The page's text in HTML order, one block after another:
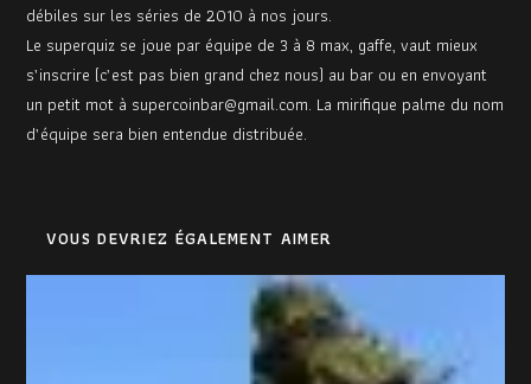
débiles sur les séries de 2010 à nos jours.
Le superquiz se joue par équipe de 3 à 8 max, gaffe, vaut mieux
s’inscrire (c’est pas bien grand chez nous) au bar ou en envoyant
un petit mot à supercoinbar@gmail.com. La mirifique palme du nom
d’équipe sera bien entendue distribuée.
VOUS DEVRIEZ ÉGALEMENT AIMER